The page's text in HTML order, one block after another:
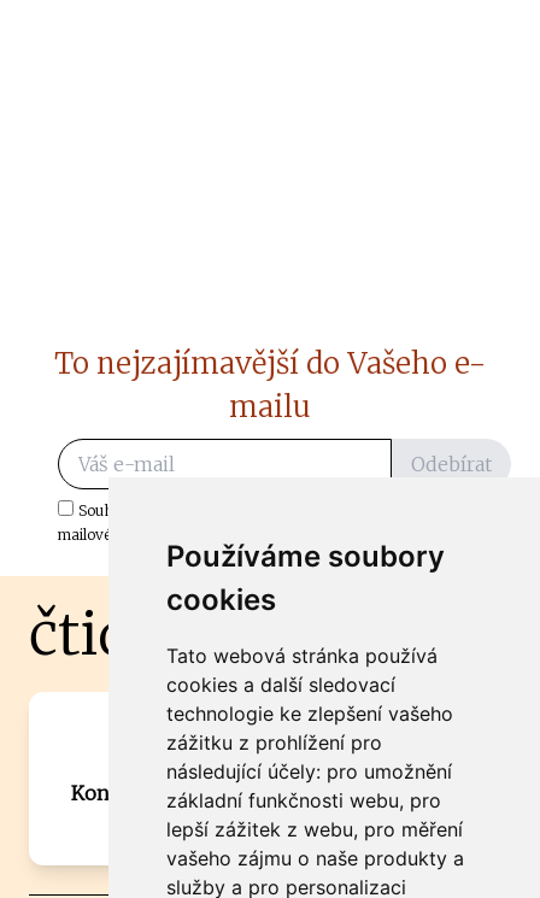
Používáme soubory
cookies
Tato webová stránka používá
cookies a další sledovací
technologie ke zlepšení vašeho
zážitku z prohlížení pro
následující účely: pro umožnění
základní funkčnosti webu, pro
lepší zážitek z webu, pro měření
vašeho zájmu o naše produkty a
služby a pro personalizaci
To nejzajímavější do Vašeho e-
mailu
Odebírat
Souhlasím s odběrem důležitých zpráv ze ČtiDoma.cz do mé e-
mailové schránky.
čtidoma.cz
Máte zajímavou informaci? Chcete
spolupracovat?
Kontaktujte šéfredaktora Martina Chalupu:
chalupa@ctidoma.cz